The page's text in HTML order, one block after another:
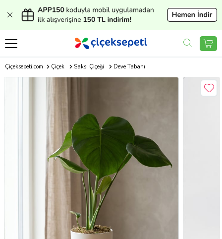
Çiçeksepeti.com Çiçek Saksı Çiçeği Deve Tabanı